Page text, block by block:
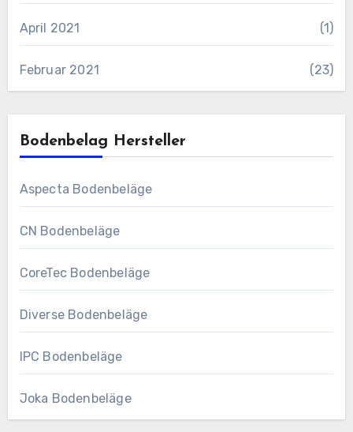
April 2021 (1)
Februar 2021 (23)
Bodenbelag Hersteller
Aspecta Bodenbeläge
CN Bodenbeläge
CoreTec Bodenbeläge
Diverse Bodenbeläge
IPC Bodenbeläge
Joka Bodenbeläge